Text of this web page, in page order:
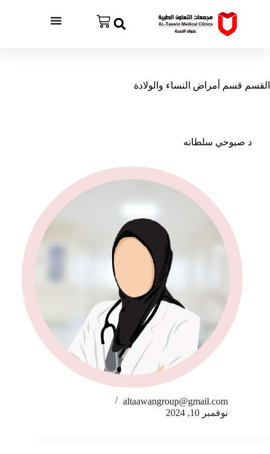
القسم قسم أمراض النساء والولادة
د صبوحي سلطانه
altaawangroup@gmail.com
نوفمبر 10, 2024